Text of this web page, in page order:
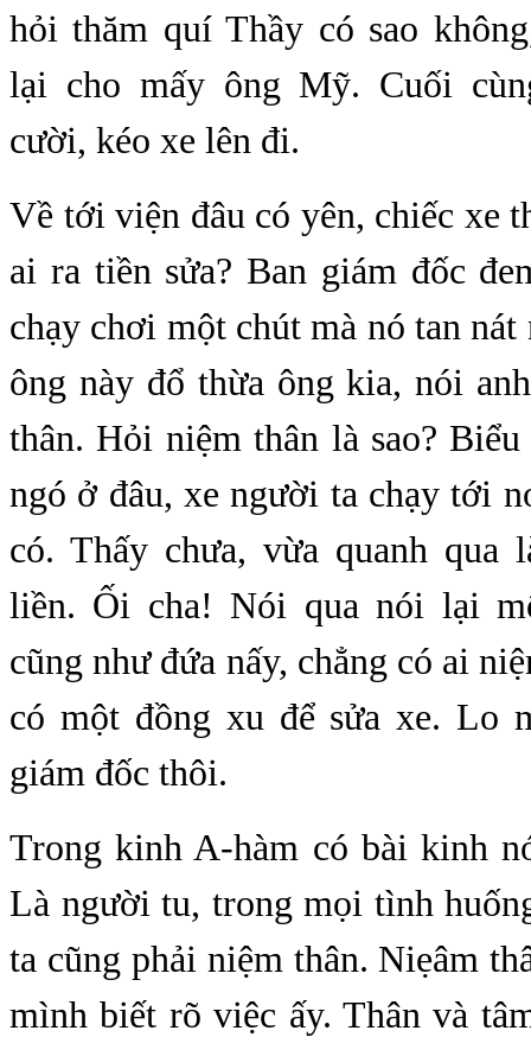
hỏi thăm quí Thầy có sao
lại cho mấy ông Mỹ. Cuối
cười, kéo xe lên đi.
Về tới viện đâu có yên, chiếc xe
ai ra tiền sửa? Ban giám đốc
chạy chơi một chút mà nó tan
ông này đổ thừa ông kia, nói
thân. Hỏi niệm thân là sao?
ngó ở đâu, xe người ta chạy tới
có. Thấy chưa, vừa quanh qua
liền. Ối cha! Nói qua nói lại
cũng như đứa nấy, chẳng có ai
có một đồng xu để sửa xe. Lo
giám đốc thôi.
Trong kinh A-hàm có bài kinh
Là người tu, trong mọi tình
ta cũng phải niệm thân. Niẹâm
mình biết rõ việc ấy. Thân và